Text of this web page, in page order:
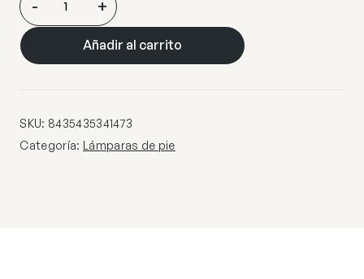
PIE
SALON
BLANCO
- +
Añadir al carrito
SKU: 8435435341473
Categoría: Lámparas de pie